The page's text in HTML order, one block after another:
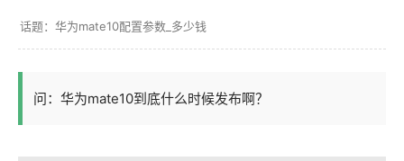
华为mate10配置参数_多少钱
问：华为mate10到底什么时候发布啊？